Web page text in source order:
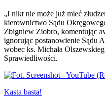
„I nikt nie może już mieć
kierownictwo Sądu
Zbigniew Ziobro, komentując
ignorując postanowienie Sądu
wobec ks. Michała
Sprawiedliwości.
Kasta basta!